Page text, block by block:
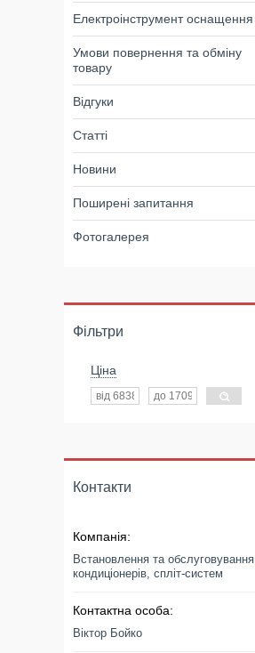
Електроінструмент оснащення
Умови повернення та обміну
товару
Відгуки
Статті
Новини
Поширені запитання
Фотогалерея
Фільтри
Ціна
Контакти
Встановлення та обслуговування
кондиціонерів, спліт-систем
Віктор Бойко